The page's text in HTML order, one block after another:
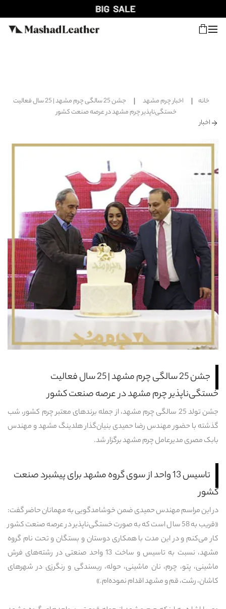
اکسسوری خانه
فروش سازمانی
شعب
باشگاه مشتریان
Fa
En
Ar
خانه اخبار چرم مشهد
جشن 25 سالگی چرم مشهد | 25 سال فعالیت
خستگی‌ناپذیر چرم مشهد در عرصه صنعت کشور
اخبار
جشن 25 سالگی چرم مشهد | 25 سال فعالیت
خستگی‌ناپذیر چرم مشهد در عرصه صنعت کشور
جشن تولد 25 سالگی چرم مشهد، از جمله برندهای معتبر چرم کشور، شب
گذشته با حضور مهندس رضا حمیدی بنیان‌گذار هلدینگ مشهد و مهندس
بابک مصری مدیرعامل چرم مشهد برگزار شد.
تاسیس 13 واحد از سوی گروه مشهد برای پیشبرد صنعت
کشور
در این مراسم مهندس حمیدی ضمن خوشامدگویی به مهمانان حاضر گفت:
«قریب به 58 سال است که به صورت خستگی‌ناپذیر در عرصه صنعت کشور
کار می‌کنم و در این مدت با همکاری دوستان و بستگان و تحت نام گروه
مشهد، نسبت به تاسیس و ساخت 13 واحد صنعتی در رشته‌های فرش
ماشینی، پتو، چرم، نان ماشینی، حوله، ریسندگی و رنگرزی در شهرهای
کاشان، رشت، قم و مشهد اقدام نموده‌ام.»